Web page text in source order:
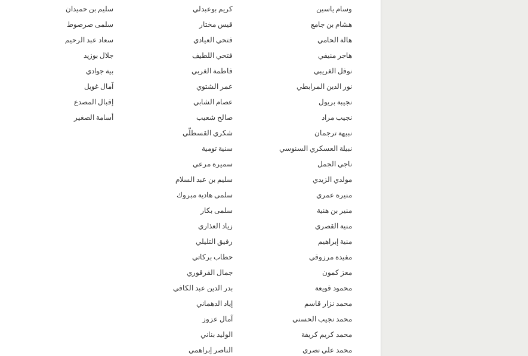
وسام ياسين
هشام بن جامع
هالة الحامي
هاجر منيفي
نوفل الغريبي
نور الدين المرابطي
نجيبة بريول
نجيب مراد
نبيهة ترجمان
نبيلة العسكري السنوسي
ناجي الجمل
مولدي الزيدي
منيرة عمري
منير بن هنية
منية القصري
منية إبراهيم
مفيدة مرزوقي
معز كمون
محمود قويعة
محمد نزار قاسم
محمد نجيب الحسني
محمد كريم كريفة
محمد علي نصري
كريم بوعبدلي
قيس مختار
فتحي العيادي
فتحي اللطيف
فاطمة الغربي
عمر الشتوي
عصام الشابي
صالح شعيب
شكري القسطلّي
سنية تومية
سميرة مرعي
سليم بن عبد السلام
سلمى هادية مبروك
سلمى بكار
زياد العذاري
رفيق التليلي
حطاب بركاتي
جمال القرقوري
بدر الدين عبد الكافي
إياد الدهماني
آمال عزوز
الوليد بناني
الناصر إبراهمي
سليم بن حميدان
سلمى صرصوط
سعاد عبد الرحيم
جلال بوزيد
بية جوادي
آمال غويل
إقبال المصدع
أسامة الصغير